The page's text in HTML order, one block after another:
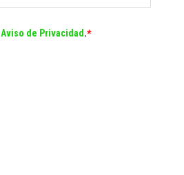
Aviso de Privacidad.*